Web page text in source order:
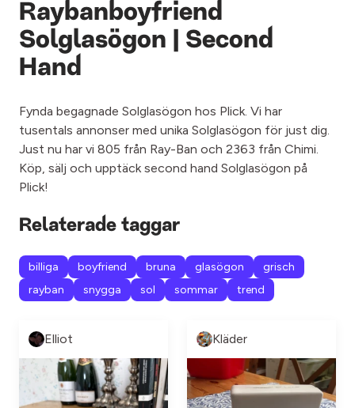
Raybanboyfriend
Solglasögon | Second
Hand
Fynda begagnade Solglasögon hos Plick. Vi har
tusentals annonser med unika Solglasögon för just dig.
Just nu har vi 805 från Ray-Ban och 2363 från Chimi.
Köp, sälj och upptäck second hand Solglasögon på
Plick!
Relaterade taggar
billiga boyfriend bruna glasögon
grisch
rayban
snygga sol sommar trend
Elliot Kläder